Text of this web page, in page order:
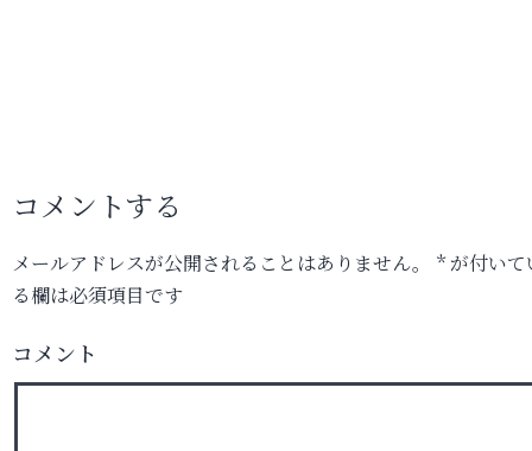
コメントする
メールアドレスが公開されることはありません。 *が付いて
る欄は必須項目です
コメント